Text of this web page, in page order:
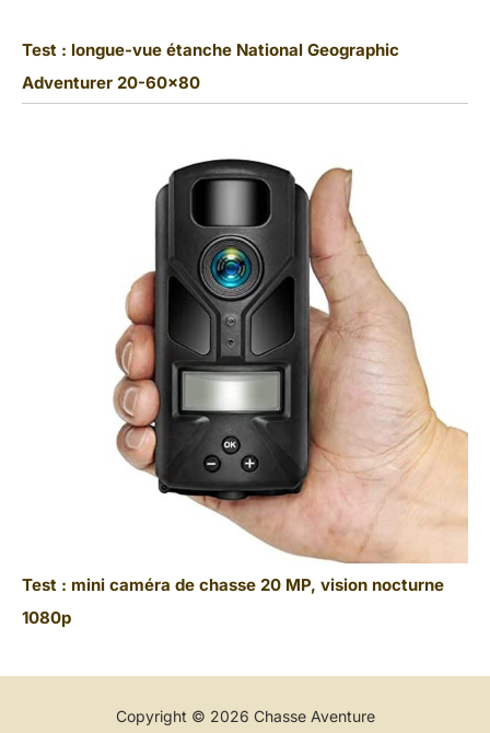
Test : longue-vue étanche National Geographic
Adventurer 20-60×80
Test : mini caméra de chasse 20 MP, vision nocturne
1080p
Copyright © 2026 Chasse Aventure